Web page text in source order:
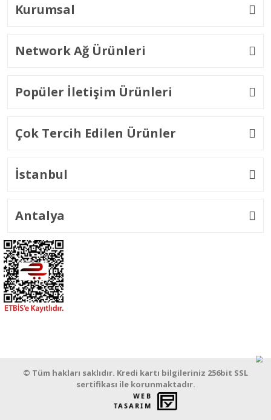
Kurumsal
Network Ağ Ürünleri
Popüler İletişim Ürünleri
Çok Tercih Edilen Ürünler
İstanbul
Antalya
© Tüm hakları saklıdır. Kredi kartı bilgileriniz 256bit SSL
sertifikası ile korunmaktadır.
WEB
TASARIM